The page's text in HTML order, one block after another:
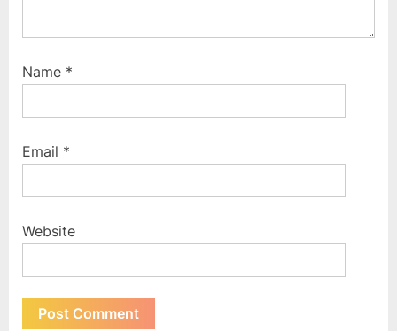
Name *
Email *
Website